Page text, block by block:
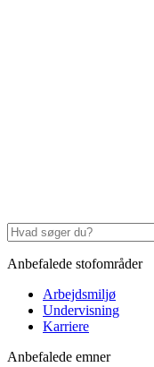
Anbefalede stofområder
Arbejdsmiljø
Undervisning
Karriere
Anbefalede emner